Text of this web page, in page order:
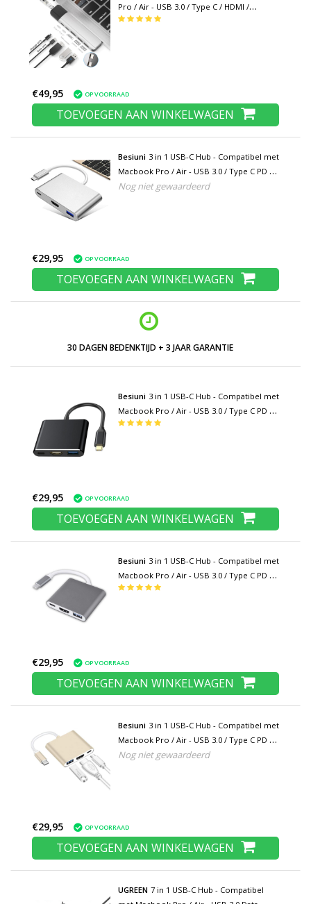
Pro / Air - USB 3.0 / Type C / HDMI /
Ethernet - RJ45 Hub Data Overdracht
€49,95 OP VOORRAAD
TOEVOEGEN AAN WINKELWAGEN
Besiuni 3 in 1 USB-C Hub - Compatibel met
Macbook Pro / Air - USB 3.0 / Type C PD /
HDMI - Data Overdracht Power Delivery
Nog niet gewaardeerd
€29,95 OP VOORRAAD
TOEVOEGEN AAN WINKELWAGEN
LAGE PRIJZEN EN RUIM ASSORTIMENT
Besiuni 3 in 1 USB-C Hub - Compatibel met
Macbook Pro / Air - USB 3.0 / Type C PD /
HDMI - Data Overdracht Power Delivery
€29,95 OP VOORRAAD
TOEVOEGEN AAN WINKELWAGEN
Besiuni 3 in 1 USB-C Hub - Compatibel met
Macbook Pro / Air - USB 3.0 / Type C PD /
HDMI - Data Overdracht Power Delivery
€29,95 OP VOORRAAD
TOEVOEGEN AAN WINKELWAGEN
Besiuni 3 in 1 USB-C Hub - Compatibel met
Macbook Pro / Air - USB 3.0 / Type C PD /
HDMI - Data Overdracht Power Delivery
Nog niet gewaardeerd
€29,95 OP VOORRAAD
TOEVOEGEN AAN WINKELWAGEN
UGREEN 7 in 1 USB-C Hub - Compatibel